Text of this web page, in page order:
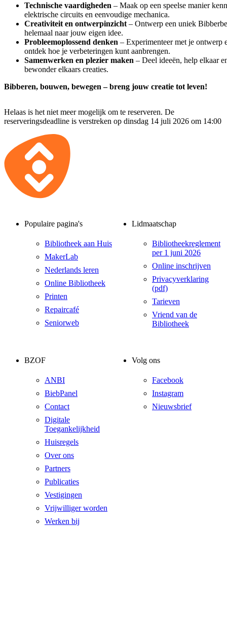
Technische vaardigheden – Maak op een speelse manier
elektrische circuits en eenvoudige mechanica.
Creativiteit en ontwerpinzicht – Ontwerp een uniek
helemaal naar jouw eigen idee.
Probleemoplossend denken – Experimenteer met je ontwerp
ontdek hoe je verbeteringen kunt aanbrengen.
Samenwerken en plezier maken – Deel ideeën, help elkaar
bewonder elkaars creaties.
Bibberen, bouwen, bewegen – breng jouw creatie tot leven!
Helaas is het niet meer mogelijk om te reserveren. De
reserveringsdeadline is verstreken op dinsdag 14 juli 2026 om 14:00
Populaire pagina's
Bibliotheek aan Huis
MakerLab
Nederlands leren
Online Bibliotheek
Printen
Repaircafé
Seniorweb
Lidmaatschap
Bibliotheekreglement
per 1 juni 2026
Online inschrijven
Privacyverklaring
(pdf)
Tarieven
Vriend van de
Bibliotheek
BZOF
ANBI
BiebPanel
Contact
Digitale
Toegankelijkheid
Huisregels
Over ons
Partners
Publicaties
Vestigingen
Vrijwilliger worden
Werken bij
Volg ons
Facebook
Instagram
Nieuwsbrief